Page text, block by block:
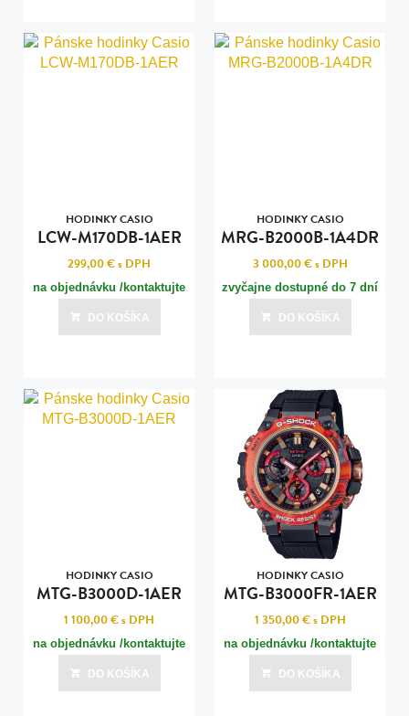
HODINKY CASIO
LCW-M170DB-1AER
299,00 €s DPH
na objednávku /kontaktujte
nás pre termín dodania/
DO KOŠÍKA
HODINKY CASIO
MRG-B2000B-1A4DR
3 000,00 €s DPH
zvyčajne dostupné do 7 dní
DO KOŠÍKA
HODINKY CASIO
MTG-B3000D-1AER
1 100,00 €s DPH
na objednávku /kontaktujte
nás pre termín dodania/
DO KOŠÍKA
HODINKY CASIO
MTG-B3000FR-1AER
1 350,00 €s DPH
na objednávku /kontaktujte
nás pre termín dodania/
DO KOŠÍKA